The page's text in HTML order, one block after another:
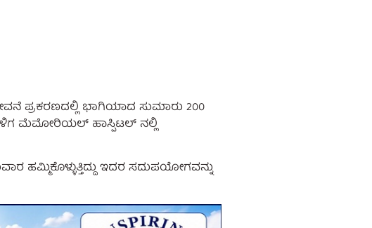
ಪ್ರಕರಣದಲ್ಲಿ ಭಾಗಿಯಾದ ಸುಮಾರು 200
ಮೆಮೋರಿಯಲ್ ಹಾಸ್ಪಿಟಲ್ ನಲ್ಲಿ
ಹಮ್ಮಿಕೊಳ್ಳುತ್ತಿದ್ದು ಇದರ ಸದುಪಯೋಗವನ್ನು